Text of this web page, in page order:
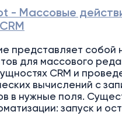
- Массовые
представляет собой
для массового
CRM и
вычислений с
в нужные поля.
запуск и